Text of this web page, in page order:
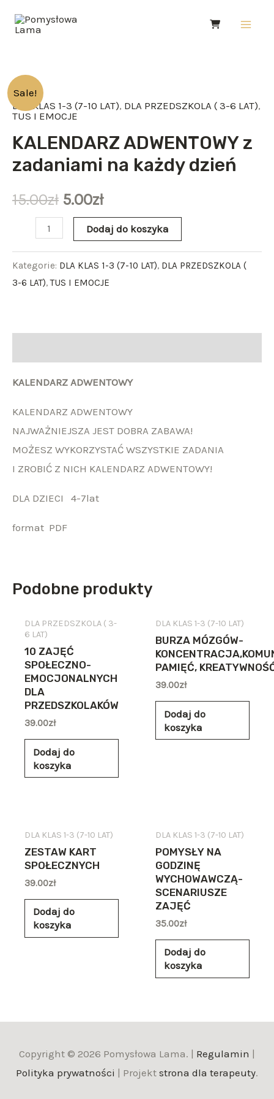
Sale!
DLA KLAS 1-3 (7-10 LAT), DLA PRZEDSZKOLA ( 3-6 LAT),
TUS I EMOCJE
KALENDARZ ADWENTOWY z
zadaniami na każdy dzień
15.00zł 5.00zł
ilość
KALENDARZ
z
zadaniami
każdy
dzień
Dodaj do koszyka
Kategorie: DLA KLAS 1-3 (7-10 LAT), DLA PRZEDSZKOLA (
3-6 LAT),TUS I EMOCJE
KALENDARZ ADWENTOWY
KALENDARZ ADWENTOWY
NAJWAŻNIEJSZA JEST DOBRA ZABAWA!
MOŻESZ WYKORZYSTAĆ WSZYSTKIE ZADANIA
I ZROBIĆ Z NICH KALENDARZ ADWENTOWY!
DLA DZIECI 4-7lat
format PDF
Podobne produkty
DLA PRZEDSZKOLA ( 3-
6 LAT)
10 ZAJĘĆ
SPOŁECZNO-
EMOCJONALNYCH
DLA
PRZEDSZKOLAKÓW
39.00zł
Dodaj do
koszyka
DLA KLAS 1-3 (7-10 LAT)
BURZA MÓZGÓW-
PAMIĘĆ,
39.00zł
Dodaj do
koszyka
DLA KLAS 1-3 (7-10 LAT)
ZESTAW KART
SPOŁECZNYCH
39.00zł
Dodaj do
koszyka
DLA KLAS 1-3 (7-10 LAT)
POMYSŁY NA
GODZINĘ
WYCHOWAWCZĄ-
SCENARIUSZE
ZAJĘĆ
35.00zł
Dodaj do
koszyka
Copyright © 2026 Pomysłowa Lama. | Regulamin |
Polityka prywatności | Projekt strona dla terapeuty.